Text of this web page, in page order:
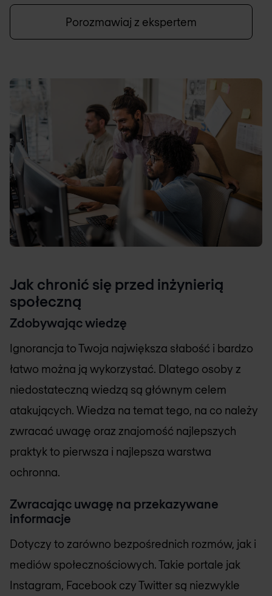
Porozmawiaj z ekspertem
Jak chronić się przed inżynierią
społeczną
Zdobywając wiedzę
Ignorancja to Twoja największa słabość i bardzo
łatwo można ją wykorzystać. Dlatego osoby z
niedostateczną wiedzą są głównym celem
atakujących. Wiedza na temat tego, na co należy
zwracać uwagę oraz znajomość najlepszych
praktyk to pierwsza i najlepsza warstwa
ochronna.
Zwracając uwagę na przekazywane
informacje
Dotyczy to zarówno bezpośrednich rozmów, jak i
mediów społecznościowych. Takie portale jak
Instagram, Facebook czy Twitter są niezwykle